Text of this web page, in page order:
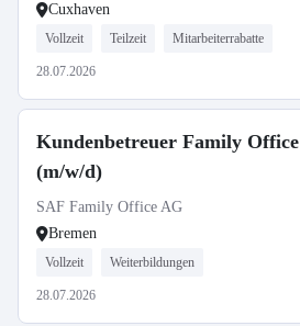
Cuxhaven
Vollzeit Teilzeit Mitarbeiterrabatte
28.07.2026
Kundenbetreuer Family Office
(m/w/d)
SAF Family Office AG
Bremen
Vollzeit Weiterbildungen
28.07.2026